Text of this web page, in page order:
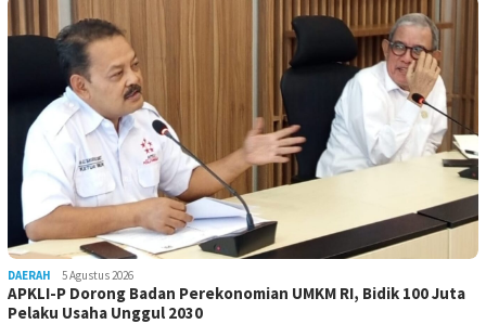
DAERAH 5 Agustus 2026
APKLI-P Dorong Badan Perekonomian UMKM RI, Bidik 100 Juta
Pelaku Usaha Unggul 2030